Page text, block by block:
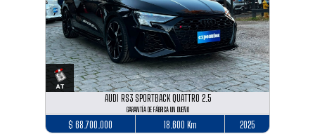
AUDI RS3 SPORTBACK QUATTRO 2.5
GARANTÍA DE FÁBRICA UN DUEÑO
$ 68.700.000 18.600 Km 2025